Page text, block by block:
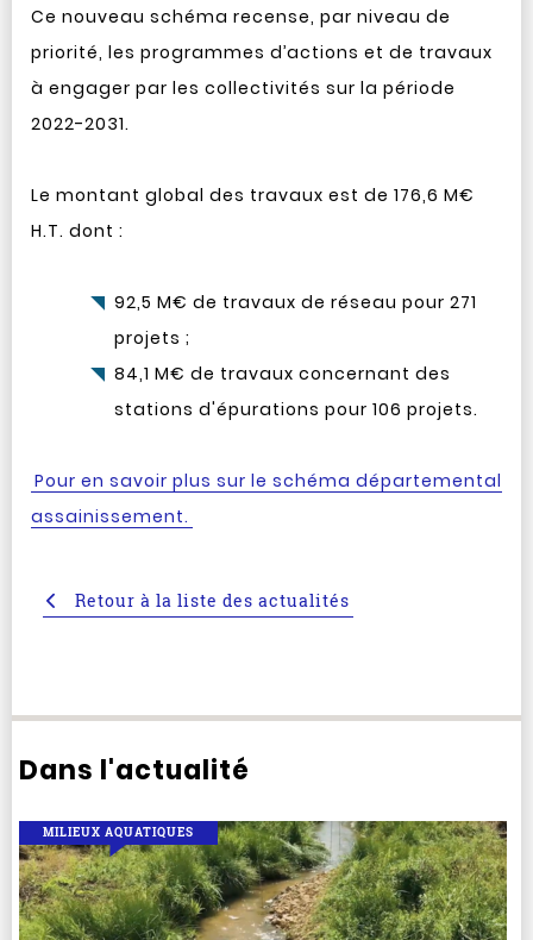
Ce nouveau schéma recense, par niveau de
priorité, les programmes d’actions et de travaux
à engager par les collectivités sur la période
2022-2031.
Le montant global des travaux est de 176,6 M€
H.T. dont :
92,5 M€ de travaux de réseau pour 271
projets ;
84,1 M€ de travaux concernant des
stations d'épurations pour 106 projets.
Pour en savoir plus sur le schéma départemental
assainissement.
Retour à la liste des actualités
Dans l'actualité
MILIEUX AQUATIQUES